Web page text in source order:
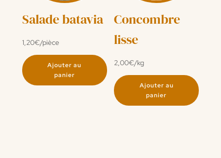
Salade batavia
1,20€/pièce
Ajouter au
panier
Concombre
lisse
2,00€/kg
Ajouter au
panier